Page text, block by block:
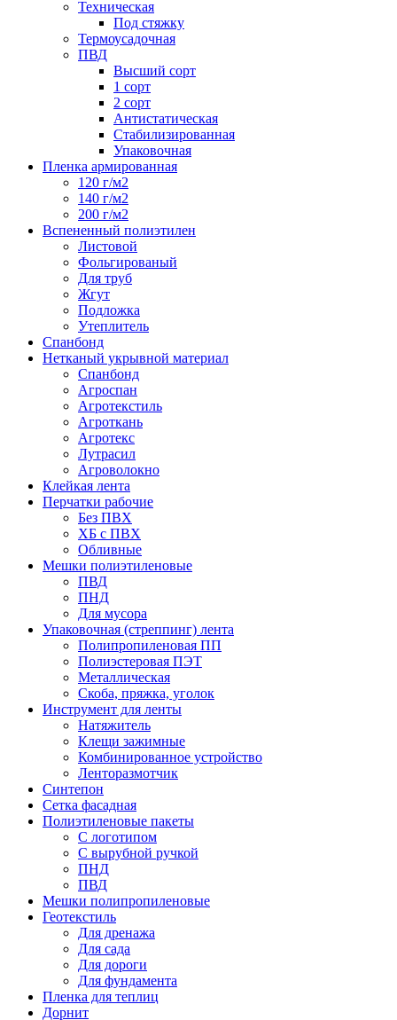
Техническая
Под стяжку
Термоусадочная
ПВД
Высший сорт
1 сорт
2 сорт
Антистатическая
Стабилизированная
Упаковочная
Пленка армированная
120 г/м2
140 г/м2
200 г/м2
Вспененный полиэтилен
Листовой
Фольгированый
Для труб
Жгут
Подложка
Утеплитель
Спанбонд
Нетканый укрывной материал
Спанбонд
Агроспан
Агротекстиль
Агроткань
Агротекс
Лутрасил
Агроволокно
Клейкая лента
Перчатки рабочие
Без ПВХ
ХБ с ПВХ
Обливные
Мешки полиэтиленовые
ПВД
ПНД
Для мусора
Упаковочная (стреппинг) лента
Полипропиленовая ПП
Полиэстеровая ПЭТ
Металлическая
Скоба, пряжка, уголок
Инструмент для ленты
Натяжитель
Клещи зажимные
Комбинированное устройство
Ленторазмотчик
Синтепон
Сетка фасадная
Полиэтиленовые пакеты
С логотипом
С вырубной ручкой
ПНД
ПВД
Мешки полипропиленовые
Геотекстиль
Для дренажа
Для сада
Для дороги
Для фундамента
Пленка для теплиц
Дорнит